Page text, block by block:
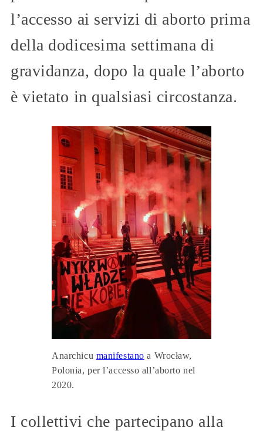
l’accesso ai servizi di aborto prima
della dodicesima settimana di
gravidanza, dopo la quale l’aborto
è vietato in qualsiasi circostanza.
Anarchicu manifestano a Wrocław,
Polonia, per l’accesso all’aborto nel
2020.
I collettivi che partecipano alla